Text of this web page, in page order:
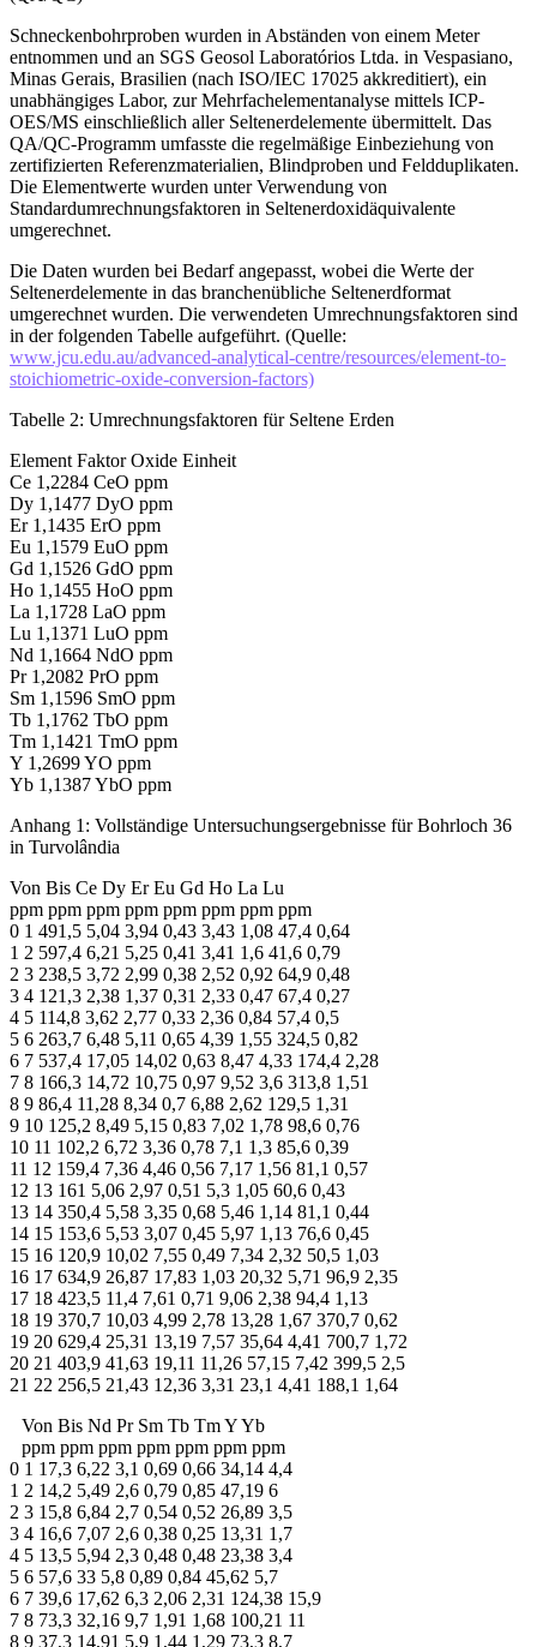
Schneckenbohrproben wurden in Abständen von einem Meter
entnommen und an SGS Geosol Laboratórios Ltda. in Vespasiano,
Minas Gerais, Brasilien (nach ISO/IEC 17025 akkreditiert), ein
unabhängiges Labor, zur Mehrfachelementanalyse mittels ICP-
OES/MS einschließlich aller Seltenerdelemente übermittelt. Das
QA/QC-Programm umfasste die regelmäßige Einbeziehung von
zertifizierten Referenzmaterialien, Blindproben und Feldduplikaten.
Die Elementwerte wurden unter Verwendung von
Standardumrechnungsfaktoren in Seltenerdoxidäquivalente
umgerechnet.
Die Daten wurden bei Bedarf angepasst, wobei die Werte der
Seltenerdelemente in das branchenübliche Seltenerdformat
umgerechnet wurden. Die verwendeten Umrechnungsfaktoren sind
in der folgenden Tabelle aufgeführt. (Quelle:
www.jcu.edu.au/advanced-analytical-centre/resources/element-to-
stoichiometric-oxide-conversion-factors)
Tabelle 2: Umrechnungsfaktoren für Seltene Erden
Element Faktor Oxide Einheit
Ce 1,2284 CeO ppm
Dy 1,1477 DyO ppm
Er 1,1435 ErO ppm
Eu 1,1579 EuO ppm
Gd 1,1526 GdO ppm
Ho 1,1455 HoO ppm
La 1,1728 LaO ppm
Lu 1,1371 LuO ppm
Nd 1,1664 NdO ppm
Pr 1,2082 PrO ppm
Sm 1,1596 SmO ppm
Tb 1,1762 TbO ppm
Tm 1,1421 TmO ppm
Y 1,2699 YO ppm
Yb 1,1387 YbO ppm
Anhang 1: Vollständige Untersuchungsergebnisse für Bohrloch 36
in Turvolândia
Von Bis Ce Dy Er Eu Gd Ho La Lu
ppm ppm ppm ppm ppm ppm ppm ppm
0 1 491,5 5,04 3,94 0,43 3,43 1,08 47,4 0,64
1 2 597,4 6,21 5,25 0,41 3,41 1,6 41,6 0,79
2 3 238,5 3,72 2,99 0,38 2,52 0,92 64,9 0,48
3 4 121,3 2,38 1,37 0,31 2,33 0,47 67,4 0,27
4 5 114,8 3,62 2,77 0,33 2,36 0,84 57,4 0,5
5 6 263,7 6,48 5,11 0,65 4,39 1,55 324,5 0,82
6 7 537,4 17,05 14,02 0,63 8,47 4,33 174,4 2,28
7 8 166,3 14,72 10,75 0,97 9,52 3,6 313,8 1,51
8 9 86,4 11,28 8,34 0,7 6,88 2,62 129,5 1,31
9 10 125,2 8,49 5,15 0,83 7,02 1,78 98,6 0,76
10 11 102,2 6,72 3,36 0,78 7,1 1,3 85,6 0,39
11 12 159,4 7,36 4,46 0,56 7,17 1,56 81,1 0,57
12 13 161 5,06 2,97 0,51 5,3 1,05 60,6 0,43
13 14 350,4 5,58 3,35 0,68 5,46 1,14 81,1 0,44
14 15 153,6 5,53 3,07 0,45 5,97 1,13 76,6 0,45
15 16 120,9 10,02 7,55 0,49 7,34 2,32 50,5 1,03
16 17 634,9 26,87 17,83 1,03 20,32 5,71 96,9 2,35
17 18 423,5 11,4 7,61 0,71 9,06 2,38 94,4 1,13
18 19 370,7 10,03 4,99 2,78 13,28 1,67 370,7 0,62
19 20 629,4 25,31 13,19 7,57 35,64 4,41 700,7 1,72
20 21 403,9 41,63 19,11 11,26 57,15 7,42 399,5 2,5
21 22 256,5 21,43 12,36 3,31 23,1 4,41 188,1 1,64
Von Bis Nd Pr Sm Tb Tm Y Yb
ppm ppm ppm ppm ppm ppm ppm
0 1 17,3 6,22 3,1 0,69 0,66 34,14 4,4
1 2 14,2 5,49 2,6 0,79 0,85 47,19 6
2 3 15,8 6,84 2,7 0,54 0,52 26,89 3,5
3 4 16,6 7,07 2,6 0,38 0,25 13,31 1,7
4 5 13,5 5,94 2,3 0,48 0,48 23,38 3,4
5 6 57,6 33 5,8 0,89 0,84 45,62 5,7
6 7 39,6 17,62 6,3 2,06 2,31 124,38 15,9
7 8 73,3 32,16 9,7 1,91 1,68 100,21 11
8 9 37,3 14,91 5,9 1,44 1,29 73,3 8,7